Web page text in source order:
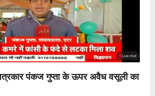
पंकज गुप्ता के ऊपर अवैध वसूली का